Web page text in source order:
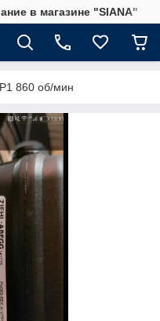
в магазине "SIANA"
860 об/мин